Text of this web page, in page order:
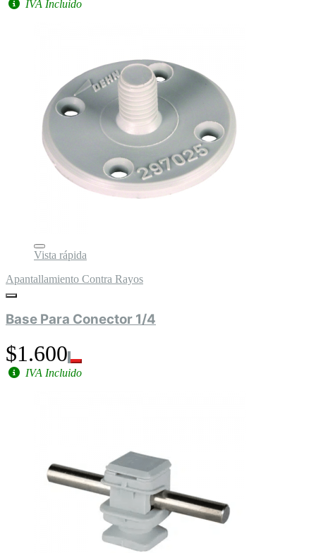
IVA Incluido
Vista rápida
Apantallamiento Contra Rayos
Base Para Conector 1/4
$1.600
IVA Incluido